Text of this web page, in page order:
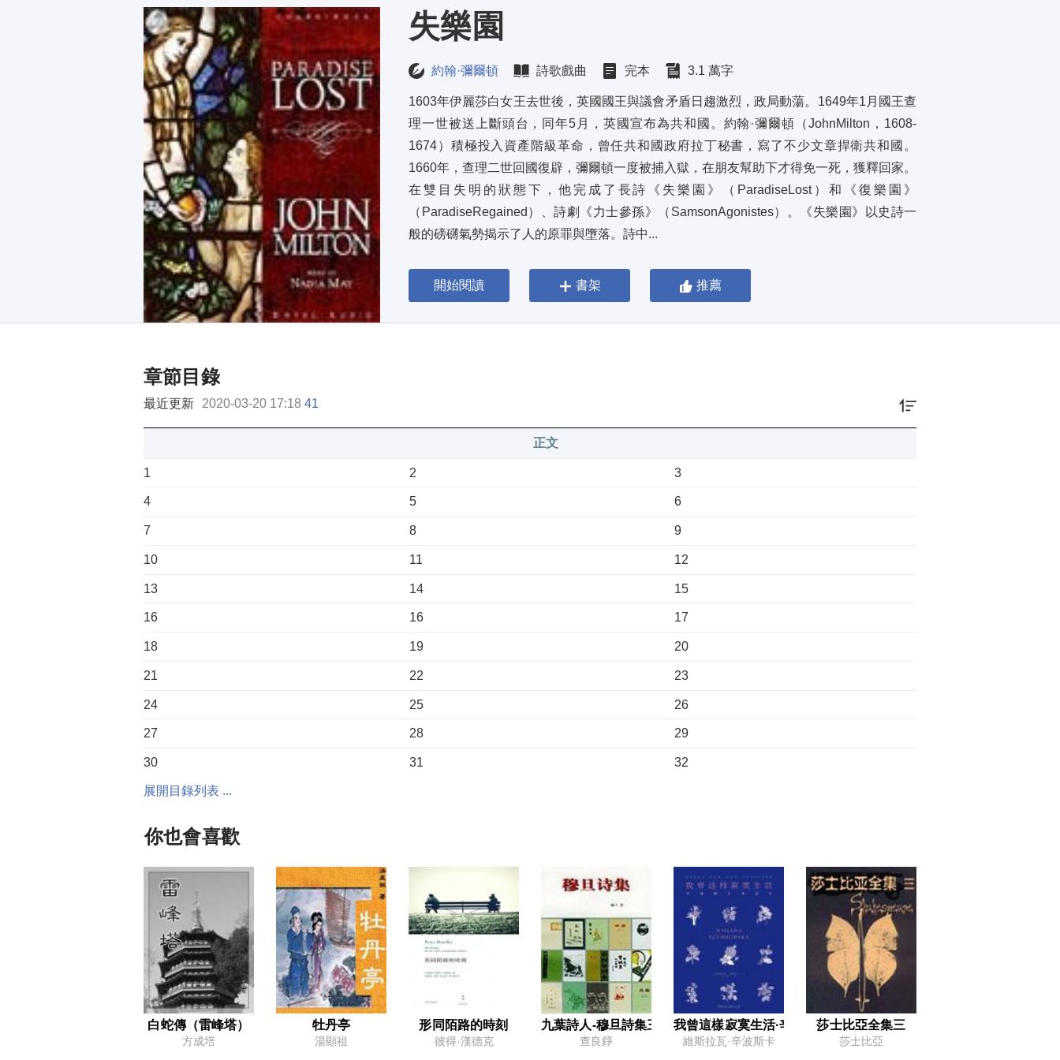
失樂園
約翰·彌爾頓 詩歌戲曲 完本 3.1 萬字
1603年伊麗莎白女王去世後，英國國王與議會矛盾日趨激烈，政局動蕩。1649年1月國王查
理一世被送上斷頭台，同年5月，英國宣布為共和國。約翰·彌爾頓（JohnMilton，1608-
1674）積極投入資產階級革命，曾任共和國政府拉丁秘書，寫了不少文章捍衛共和國。
1660年，查理二世回國復辟，彌爾頓一度被捕入獄，在朋友幫助下才得免一死，獲釋回家。
在雙目失明的狀態下，他完成了長詩《失樂園》（ParadiseLost）和《復樂園》
（ParadiseRegained）、詩劇《力士參孫》（SamsonAgonistes）。《失樂園》以史詩一
般的磅礴氣勢揭示了人的原罪與墮落。詩中...
開始閱讀 書架 推薦
章節目錄
最近更新 2020-03-20 17:18 41
正文
1 2 3
4 5 6
7 8 9
10 11 12
13 14 15
16 16 17
18 19 20
21 22 23
24 25 26
27 28 29
30 31 32
33
39
展開目錄列表 ...
你也會喜歡
白蛇傳（雷峰塔）
方成培
牡丹亭
湯顯祖
形同陌路的時刻
彼得·漢德克
九葉詩人-穆旦詩集三-（晚期作品）
查良錚
我曾這樣寂寞生活·辛波斯卡詩選2
維斯拉瓦·辛波斯卡
莎士比亞全集三
莎士比亞